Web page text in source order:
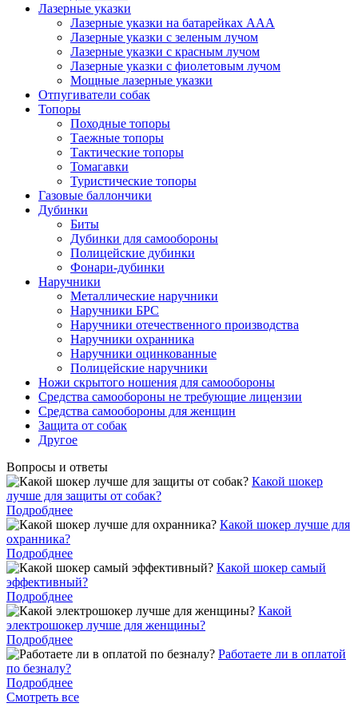
Лазерные указки
Лазерные указки на батарейках ААА
Лазерные указки с зеленым лучом
Лазерные указки с красным лучом
Лазерные указки с фиолетовым лучом
Мощные лазерные указки
Отпугиватели собак
Топоры
Походные топоры
Таежные топоры
Тактические топоры
Томагавки
Туристические топоры
Газовые баллончики
Дубинки
Биты
Дубинки для самообороны
Полицейские дубинки
Фонари-дубинки
Наручники
Металлические наручники
Наручники БРС
Наручники отечественного производства
Наручники охранника
Наручники оцинкованные
Полицейские наручники
Ножи скрытого ношения для самообороны
Средства самообороны не требующие лицензии
Средства самообороны для женщин
Защита от собак
Другое
Вопросы и ответы
Какой шокер
лучше для защиты от собак?
Подробднее
Какой шокер лучше для
охранника?
Подробднее
Какой шокер самый
эффективный?
Подробднее
Какой
электрошокер лучше для женщины?
Подробднее
Работаете ли в оплатой
по безналу?
Подробднее
Смотреть все